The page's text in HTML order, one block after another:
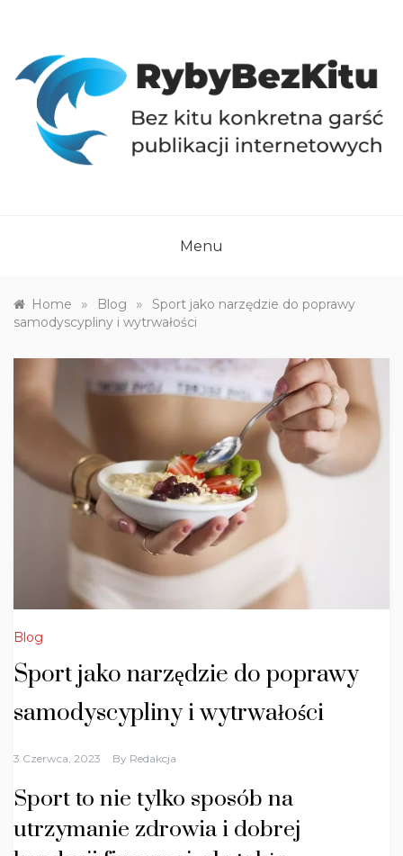
Menu
Home » Blog »
Sport jako narzędzie do poprawy
samodyscypliny i wytrwałości
Blog
Sport jako narzędzie do poprawy
samodyscypliny i wytrwałości
3 Czerwca, 2023 By Redakcja
Sport to nie tylko sposób na
utrzymanie zdrowia i dobrej